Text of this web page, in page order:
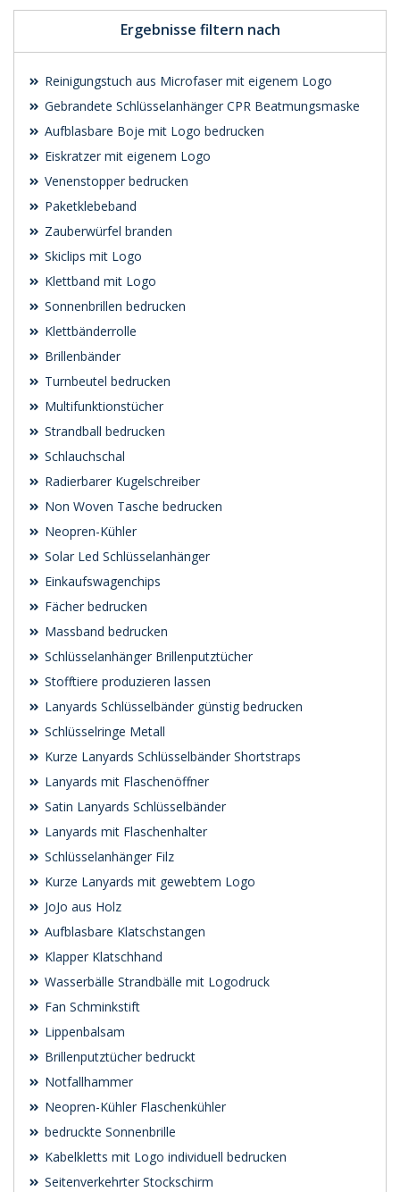
Ergebnisse filtern nach
Reinigungstuch aus Microfaser mit eigenem Logo
Gebrandete Schlüsselanhänger CPR Beatmungsmaske
Aufblasbare Boje mit Logo bedrucken
Eiskratzer mit eigenem Logo
Venenstopper bedrucken
Paketklebeband
Zauberwürfel branden
Skiclips mit Logo
Klettband mit Logo
Sonnenbrillen bedrucken
Klettbänderrolle
Brillenbänder
Turnbeutel bedrucken
Multifunktionstücher
Strandball bedrucken
Schlauchschal
Radierbarer Kugelschreiber
Non Woven Tasche bedrucken
Neopren-Kühler
Solar Led Schlüsselanhänger
Einkaufswagenchips
Fächer bedrucken
Massband bedrucken
Schlüsselanhänger Brillenputztücher
Stofftiere produzieren lassen
Lanyards Schlüsselbänder günstig bedrucken
Schlüsselringe Metall
Kurze Lanyards Schlüsselbänder Shortstraps
Lanyards mit Flaschenöffner
Satin Lanyards Schlüsselbänder
Lanyards mit Flaschenhalter
Schlüsselanhänger Filz
Kurze Lanyards mit gewebtem Logo
JoJo aus Holz
Aufblasbare Klatschstangen
Klapper Klatschhand
Wasserbälle Strandbälle mit Logodruck
Fan Schminkstift
Lippenbalsam
Brillenputztücher bedruckt
Notfallhammer
Neopren-Kühler Flaschenkühler
bedruckte Sonnenbrille
Kabelkletts mit Logo individuell bedrucken
Seitenverkehrter Stockschirm